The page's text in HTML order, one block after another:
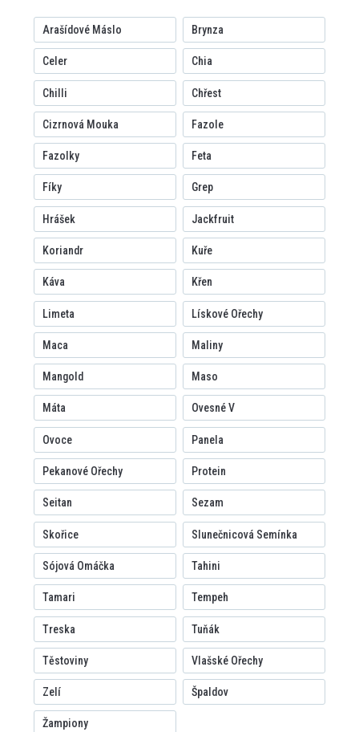
Arašídové Máslo Brynza
Celer Chia
Chilli Chřest
Cizrnová Mouka Fazole
Fazolky Feta
Fíky Grep
Hrášek Jackfruit
Koriandr Kuře
Káva Křen
Limeta Lískové Ořechy
Maca Maliny
Mangold Maso
Máta Ovesné V
Ovoce Panela
Pekanové Ořechy Protein
Seitan Sezam
Skořice Slunečnicová Semínka
Sójová Omáčka Tahini
Tamari Tempeh
Treska Tuňák
Těstoviny Vlašské Ořechy
Zelí Špaldov
Žampiony